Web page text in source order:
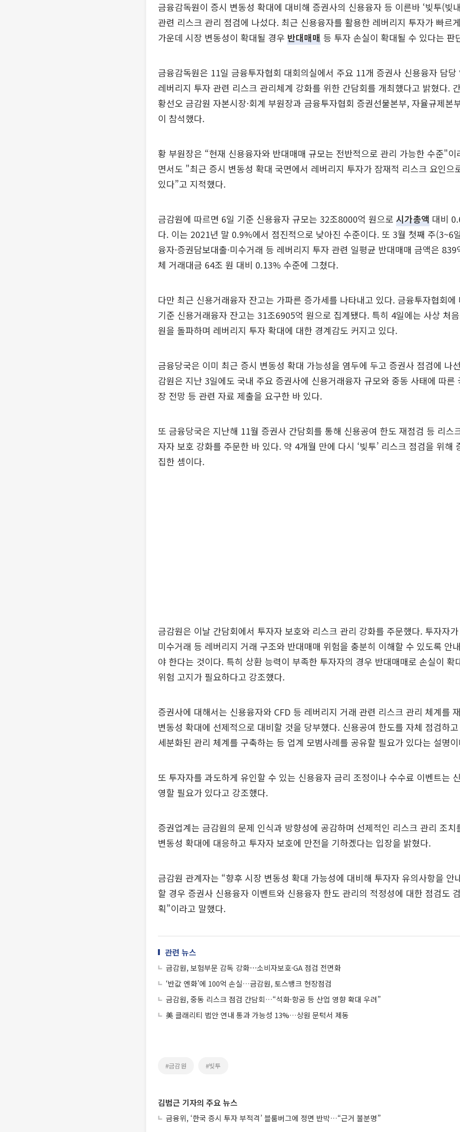
금융감독원이 증시 변동성 확대에 대비해 증권사의 신용융자 등 이른바 ‘빚투(빚
관련 리스크 관리 점검에 나섰다. 최근 신용융자를 활용한 레버리지 투자가 빠르
가운데 시장 변동성이 확대될 경우 반대매매 등 투자 손실이 확대될 수 있다는 판
금융감독원은 11일 금융투자협회 대회의실에서 주요 11개 증권사 신용융자 담당
레버리지 투자 관련 리스크 관리체계 강화를 위한 간담회를 개최했다고 밝혔다.
황선오 금감원 자본시장·회계 부원장과 금융투자협회 증권선물본부, 자율규제본
이 참석했다.
황 부원장은 “현재 신용융자와 반대매매 규모는 전반적으로 관리 가능한 수준"이
면서도 "최근 증시 변동성 확대 국면에서 레버리지 투자가 잠재적 리스크 요인으
있다”고 지적했다.
금감원에 따르면 6일 기준 신용융자 규모는 32조8000억 원으로 시가총액 대비
다. 이는 2021년 말 0.9%에서 점진적으로 낮아진 수준이다. 또 3월 첫째 주(3~6
융자·증권담보대출·미수거래 등 레버리지 투자 관련 일평균 반대매매 금액은 839
체 거래대금 64조 원 대비 0.13% 수준에 그쳤다.
다만 최근 신용거래융자 잔고는 가파른 증가세를 나타내고 있다. 금융투자협회에
기준 신용거래융자 잔고는 31조6905억 원으로 집계됐다. 특히 4일에는 사상 처
원을 돌파하며 레버리지 투자 확대에 대한 경계감도 커지고 있다.
금융당국은 이미 최근 증시 변동성 확대 가능성을 염두에 두고 증권사 점검에 나
감원은 지난 3일에도 국내 주요 증권사에 신용거래융자 규모와 중동 사태에 따른
장 전망 등 관련 자료 제출을 요구한 바 있다.
또 금융당국은 지난해 11월 증권사 간담회를 통해 신용공여 한도 재점검 등 리스
자자 보호 강화를 주문한 바 있다. 약 4개월 만에 다시 ‘빚투’ 리스크 점검을 위해
집한 셈이다.
금감원은 이날 간담회에서 투자자 보호와 리스크 관리 강화를 주문했다. 투자자
미수거래 등 레버리지 거래 구조와 반대매매 위험을 충분히 이해할 수 있도록 안
야 한다는 것이다. 특히 상환 능력이 부족한 투자자의 경우 반대매매로 손실이 확
위험 고지가 필요하다고 강조했다.
증권사에 대해서는 신용융자와 CFD 등 레버리지 거래 관련 리스크 관리 체계를
변동성 확대에 선제적으로 대비할 것을 당부했다. 신용공여 한도를 자체 점검하
세분화된 관리 체계를 구축하는 등 업계 모범사례를 공유할 필요가 있다는 설명
또 투자자를 과도하게 유인할 수 있는 신용융자 금리 조정이나 수수료 이벤트는
영할 필요가 있다고 강조했다.
증권업계는 금감원의 문제 인식과 방향성에 공감하며 선제적인 리스크 관리 조치
변동성 확대에 대응하고 투자자 보호에 만전을 기하겠다는 입장을 밝혔다.
금감원 관계자는 “향후 시장 변동성 확대 가능성에 대비해 투자자 유의사항을 안
할 경우 증권사 신용융자 이벤트와 신용융자 한도 관리의 적정성에 대한 점검도
획”이라고 말했다.
관련 뉴스
금감원, 보험부문 감독 강화⋯소비자보호·GA 점검 전면화
‘반값 엔화’에 100억 손실…금감원, 토스뱅크 현장점검
금감원, 중동 리스크 점검 간담회…“석화·항공 등 산업 영향 확대 우려”
美 클래리티 법안 연내 통과 가능성 13%…상원 문턱서 제동
#금감원 #빚투
김범근 기자의 주요 뉴스
금융위, ‘한국 증시 투자 부적격’ 블룸버그에 정면 반박…“근거 불분명”